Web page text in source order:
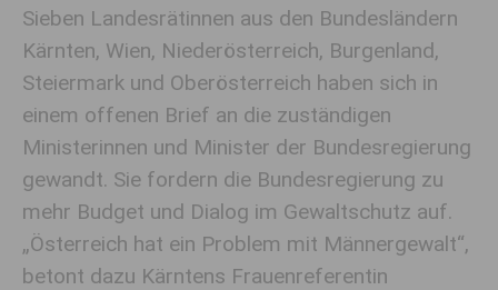
Sieben Landesrätinnen aus den Bundesländern
Kärnten, Wien, Niederösterreich, Burgenland,
Steiermark und Oberösterreich haben sich in
einem offenen Brief an die zuständigen
Ministerinnen und Minister der Bundesregierung
gewandt. Sie fordern die Bundesregierung zu
mehr Budget und Dialog im Gewaltschutz auf.
„Österreich hat ein Problem mit Männergewalt“,
betont dazu Kärntens Frauenreferentin